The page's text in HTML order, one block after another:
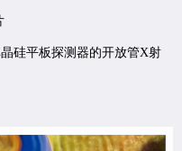
硅平板探测器的开放管X射